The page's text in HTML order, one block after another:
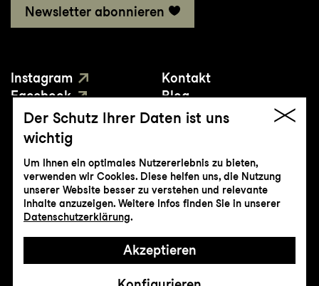
Newsletter abonnieren
Instagram
Facebook
YouTube
Kontakt
Blog
Presse
© Genossenschaft Konzert und Theater
St.Gallen
Impressum
Datenschutz AGB Intranet
Der Schutz Ihrer Daten ist uns
wichtig
Um Ihnen ein optimales Nutzererlebnis zu bieten,
verwenden wir Cookies. Diese helfen uns, die Nutzung
unserer Website besser zu verstehen und relevante
Inhalte anzuzeigen. Weitere Infos finden Sie in unserer
Datenschutzerklärung.
Akzeptieren